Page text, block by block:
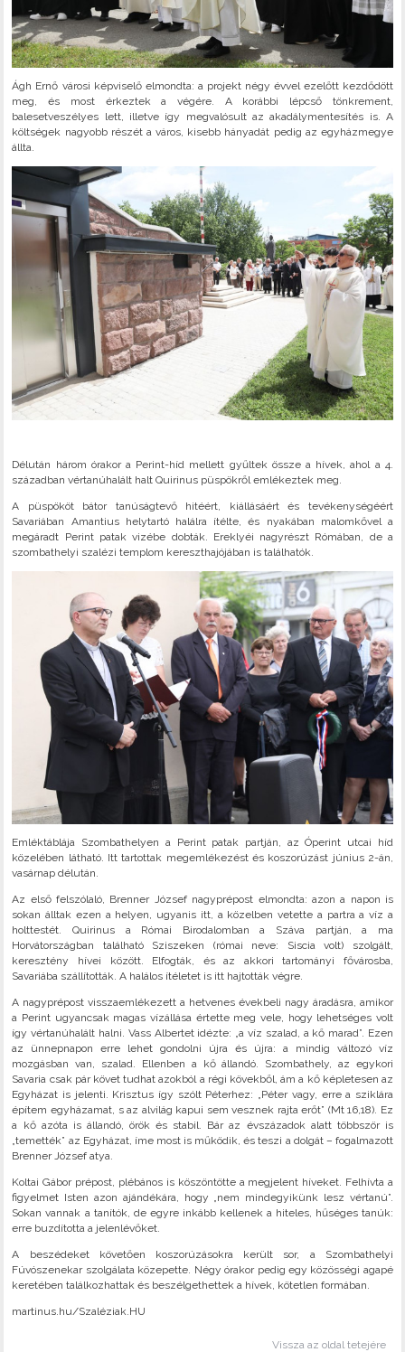
Ágh Ernő városi képviselő elmondta: a projekt négy évvel ezelőtt kezdődött
meg, és most érkeztek a végére. A korábbi lépcső tönkrement,
balesetveszélyes lett, illetve így megvalósult az akadálymentesítés is. A
költségek nagyobb részét a város, kisebb hányadát pedig az egyházmegye
állta.
Délután három órakor a Perint-híd mellett gyűltek össze a hívek, ahol a 4.
században vértanúhalált halt Quirinus püspökről emlékeztek meg.
A püspököt bátor tanúságtevő hitéért, kiállásáért és tevékenységéért
Savariában Amantius helytartó halálra ítélte, és nyakában malomkővel a
megáradt Perint patak vizébe dobták. Ereklyéi nagyrészt Rómában, de a
szombathelyi szalézi templom kereszthajójában is találhatók.
Emléktáblája Szombathelyen a Perint patak partján, az Óperint utcai híd
közelében látható. Itt tartottak megemlékezést és koszorúzást június 2-án,
vasárnap délután.
Az első felszólaló, Brenner József nagyprépost elmondta: azon a napon is
sokan álltak ezen a helyen, ugyanis itt, a közelben vetette a partra a víz a
holttestét. Quirinus a Római Birodalomban a Száva partján, a ma
Horvátországban található Sziszeken (római neve: Siscia volt) szolgált,
keresztény hívei között. Elfogták, és az akkori tartományi fővárosba,
Savariába szállították. A halálos ítéletet is itt hajtották végre.
A nagyprépost visszaemlékezett a hetvenes évekbeli nagy áradásra, amikor
a Perint ugyancsak magas vízállása értette meg vele, hogy lehetséges volt
így vértanúhalált halni. Vass Albertet idézte: „a víz szalad, a kő marad”. Ezen
az ünnepnapon erre lehet gondolni újra és újra: a mindig változó víz
mozgásban van, szalad. Ellenben a kő állandó. Szombathely, az egykori
Savaria csak pár követ tudhat azokból a régi kövekből, ám a kő képletesen az
Egyházat is jelenti. Krisztus így szólt Péterhez: „Péter vagy, erre a sziklára
építem egyházamat, s az alvilág kapui sem vesznek rajta erőt” (Mt 16,18). Ez
a kő azóta is állandó, örök és stabil. Bár az évszázadok alatt többször is
„temették” az Egyházat, íme most is működik, és teszi a dolgát – fogalmazott
Brenner József atya.
Koltai Gábor prépost, plébános is köszöntötte a megjelent híveket. Felhívta a
figyelmet Isten azon ajándékára, hogy „nem mindegyikünk lesz vértanú”.
Sokan vannak a tanítók, de egyre inkább kellenek a hiteles, hűséges tanúk:
erre buzdította a jelenlévőket.
A beszédeket követően koszorúzásokra került sor, a Szombathelyi
Fúvószenekar szolgálata közepette. Négy órakor pedig egy közösségi agapé
keretében találkozhattak és beszélgethettek a hívek, kötetlen formában.
martinus.hu/Szaléziak.HU
Vissza az oldal tetejére